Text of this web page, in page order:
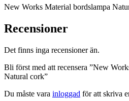
New Works Material bordslampa
Recensioner
Det finns inga recensioner än.
Bli först med att recensera ”New
Natural cork”
Du måste vara inloggad för att skriva